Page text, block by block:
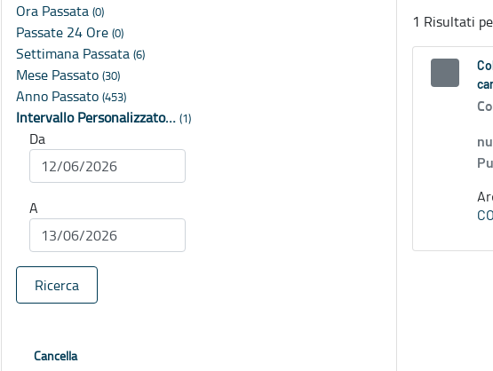
Ora Passata (0)
Passate 24 Ore (0)
Settimana Passata (6)
Mese Passato (30)
Anno Passato (453)
Intervallo Personalizzato… (1)
Da
A
Ricerca
Cancella
1 Risultati